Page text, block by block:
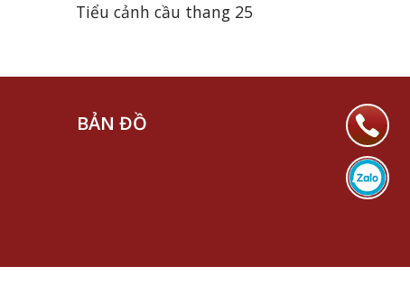
Tiểu cảnh cầu thang 25
BẢN ĐỒ